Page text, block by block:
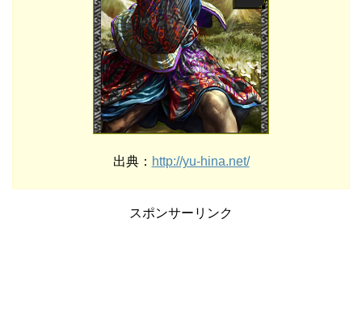
出典： http://yu-hina.net/
スポンサーリンク